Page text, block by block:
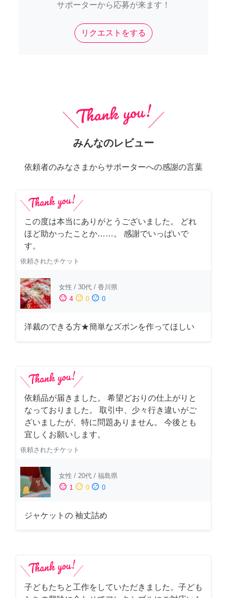
サポーターから応募が来ます！
リクエストをする
みんなのレビュー
依頼者のみなさまからサポーターへの感謝の言葉
この度は本当にありがとうございました。 どれ
ほど助かったことか……。 感謝でいっぱいで
す。
依頼されたチケット
女性 / 30代 / 香川県
sentiment_satisfied 4 sentiment_neutral 0 sentiment_dissatisfied 0
洋裁のできる方★簡単なズボンを作ってほしい
依頼品が届きました。 希望どおりの仕上がりと
なっておりました。 取引中、少々行き違いがご
ざいましたが、特に問題ありません。 今後とも
宜しくお願いします。
依頼されたチケット
女性 / 20代 / 福島県
sentiment_satisfied 1 sentiment_neutral 0 sentiment_dissatisfied 0
ジャケットの 袖丈詰め
子どもたちと工作をしていただきました。子ども